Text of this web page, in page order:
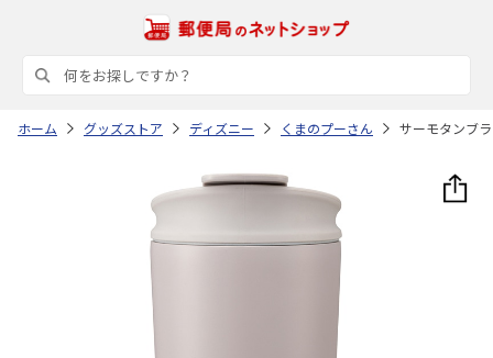
ホーム グッズストア ディズニー くまのプーさん サーモタンブ